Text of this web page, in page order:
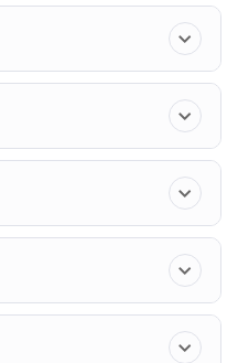
obećava duboke
koji već leže u nama.
sebe!